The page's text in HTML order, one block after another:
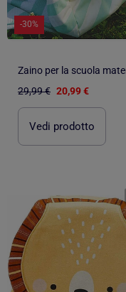
-30%
29,99 € 20,99 €
Vedi prodotto